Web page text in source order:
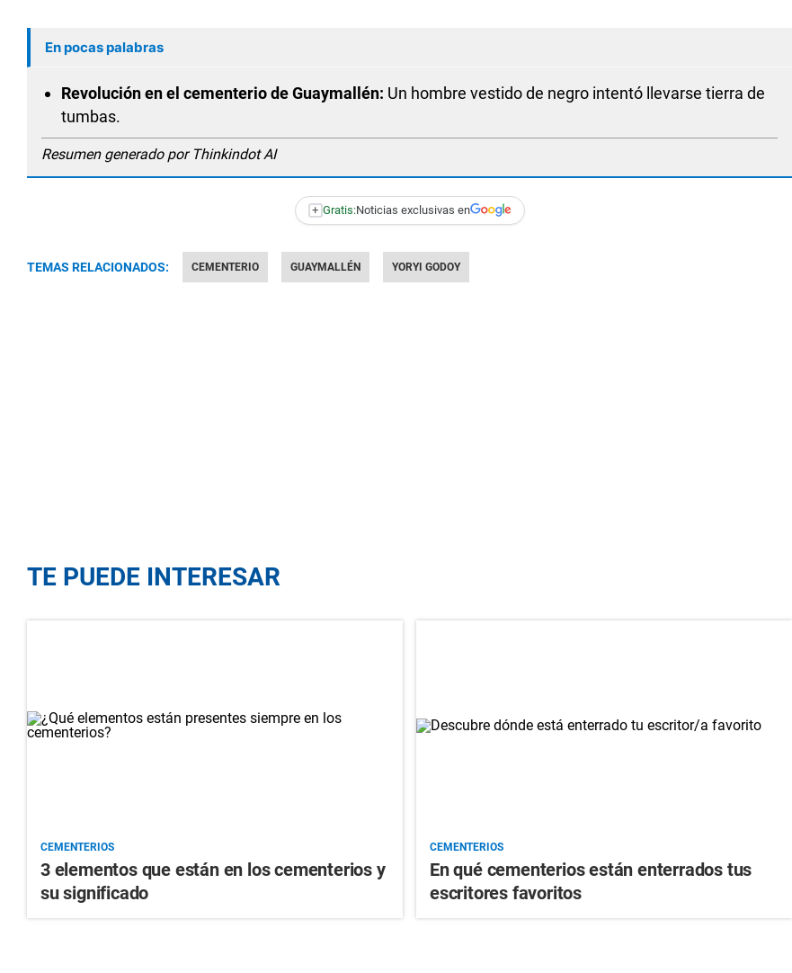
En pocas palabras
Revolución en el cementerio de Guaymallén: Un hombre vestido de negro intentó llevarse tierra de
tumbas.
Resumen generado por Thinkindot AI
+ Gratis:Noticias exclusivas en
TEMAS RELACIONADOS: CEMENTERIO GUAYMALLÉN YORYI GODOY
TE PUEDE INTERESAR
CEMENTERIOS
3 elementos que están en los cementerios y
su significado
CEMENTERIOS
En qué cementerios están enterrados tus
escritores favoritos